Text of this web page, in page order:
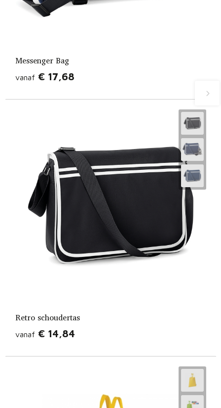
Messenger Bag
vanaf € 17,68
Retro schoudertas
vanaf € 14,84